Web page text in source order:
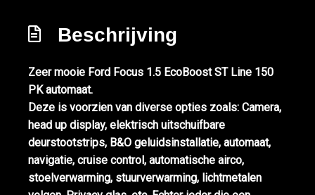
Led dagrijverlichting
Led koplampen
Lichtmetalen velgen
Metaalkleur
Mistlampen voor adaptief
Parkeer assistent
Parkeersensor achter
Beschrijving
Zeer mooie Ford Focus 1.5 EcoBoost ST Line 150
PK automaat.
Deze is voorzien van diverse opties zoals: Camera,
head up display, elektrisch uitschuifbare
deurstootstrips, B&O geluidsinstallatie, automaat,
navigatie, cruise control, automatische airco,
stoelverwarming, stuurverwarming, lichtmetalen